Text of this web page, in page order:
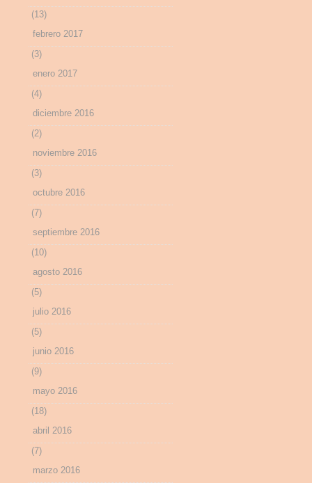
(13)
febrero 2017
(3)
enero 2017
(4)
diciembre 2016
(2)
noviembre 2016
(3)
octubre 2016
(7)
septiembre 2016
(10)
agosto 2016
(5)
julio 2016
(5)
junio 2016
(9)
mayo 2016
(18)
abril 2016
(7)
marzo 2016